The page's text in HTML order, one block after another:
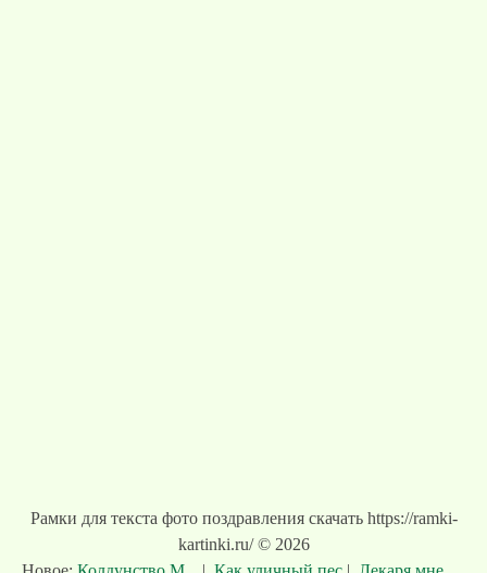
Рамки для текста фото поздравления скачать https://ramki-
kartinki.ru/ © 2026